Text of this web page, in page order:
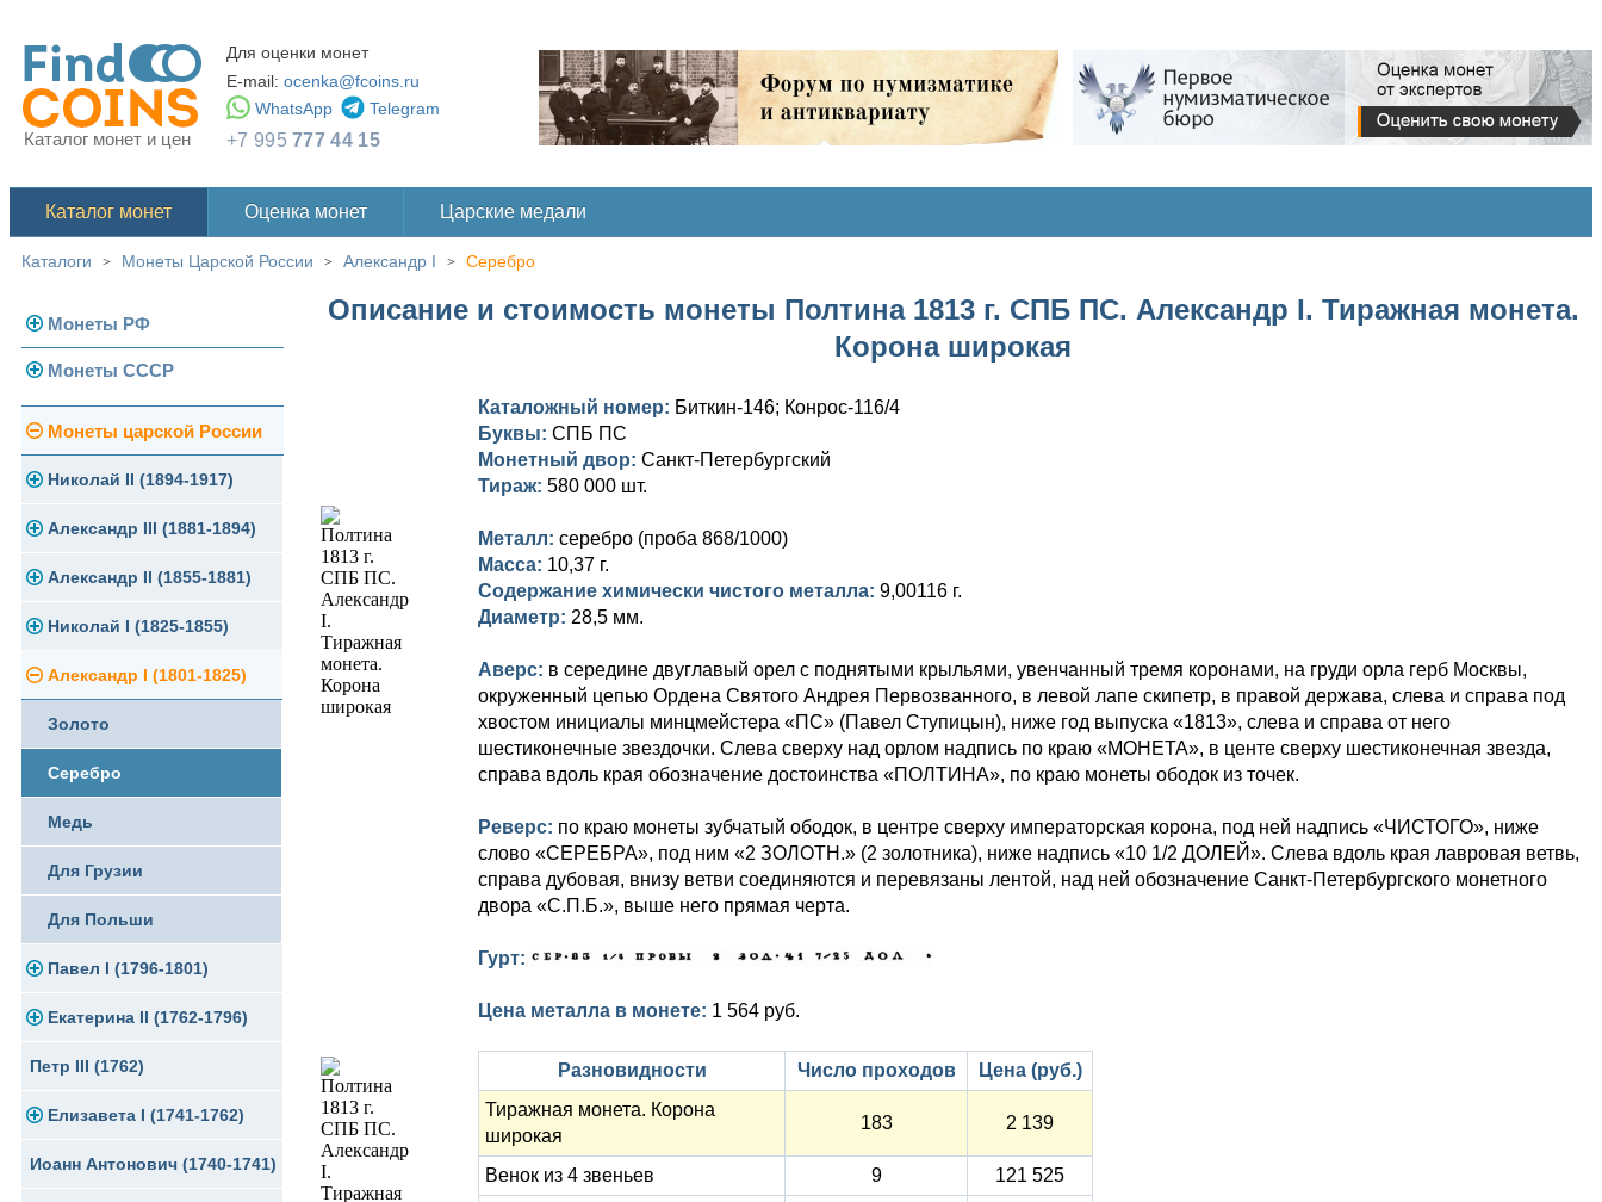
Каталог монет и цен
Для оценки монет
E-mail: ocenka@fcoins.ru
WhatsApp
Telegram
+7 995777 44 15
Каталог монет Оценка монет Царские медали
Каталоги > Монеты Царской России > Александр I > Серебро
Монеты РФ
Современная Россия
Монеты 1991-1993 гг.
Памятные и юбилейные
Монеты СССР
Погодовка СССР
Монеты 1958 года
Золотые червонцы
Памятные и юбилейные
Монеты царской России
Николай II (1894-1917)
Золото
Серебро
Медь
Германская оккупация
Для Финляндии
Памятные и донативные
Александр III (1881-1894)
Золото
Серебро
Медь
Для Финляндии
Памятные и донативные
Александр II (1855-1881)
Золото
Серебро
Медь
Для Финляндии
Памятные и донативные
Николай I (1825-1855)
Платина, золото
Серебро
Медь
Для Грузии
Русско-Польские
Для Польши
Памятные и донативные
Александр I (1801-1825)
Золото
Серебро
Медь
Для Грузии
Для Польши
Павел I (1796-1801)
Золото
Серебро
Медь
Екатерина II (1762-1796)
Золото
Серебро
Медь
Петр III (1762)
Елизавета I (1741-1762)
Золото
Иоанн Антонович (1740-1741)
Описание и стоимость монеты Полтина 1813 г. СПБ ПС. Александр I. Тиражная монета.
Корона широкая
Каталожный номер: Биткин-146; Конрос-116/4
Буквы: СПБ ПС
Монетный двор: Санкт-Петербургский
Тираж: 580 000 шт.
Металл: серебро (проба 868/1000)
Масса: 10,37 г.
Содержание химически чистого металла: 9,00116 г.
Диаметр: 28,5 мм.
Аверс: в середине двуглавый орел с поднятыми крыльями, увенчанный тремя коронами, на груди орла герб Москвы,
окруженный цепью Ордена Святого Андрея Первозванного, в левой лапе скипетр, в правой держава, слева и справа под
хвостом инициалы минцмейстера «ПС» (Павел Ступицын), ниже год выпуска «1813», слева и справа от него
шестиконечные звездочки. Слева сверху над орлом надпись по краю «МОНЕТА», в центе сверху шестиконечная звезда,
справа вдоль края обозначение достоинства «ПОЛТИНА», по краю монеты ободок из точек.
Реверс: по краю монеты зубчатый ободок, в центре сверху императорская корона, под ней надпись «ЧИСТОГО», ниже
слово «СЕРЕБРА», под ним «2 ЗОЛОТН.» (2 золотника), ниже надпись «10 1/2 ДОЛЕЙ». Слева вдоль края лавровая ветвь,
справа дубовая, внизу ветви соединяются и перевязаны лентой, над ней обозначение Санкт-Петербургского монетного
двора «С.П.Б.», выше него прямая черта.
Гурт:
Цена металла в монете: 1 564 руб.
Разновидности Число проходов
Цена (руб.)
Тиражная монета. Корона
широкая
183 2 139
Венок из 4 звеньев 9
121 525